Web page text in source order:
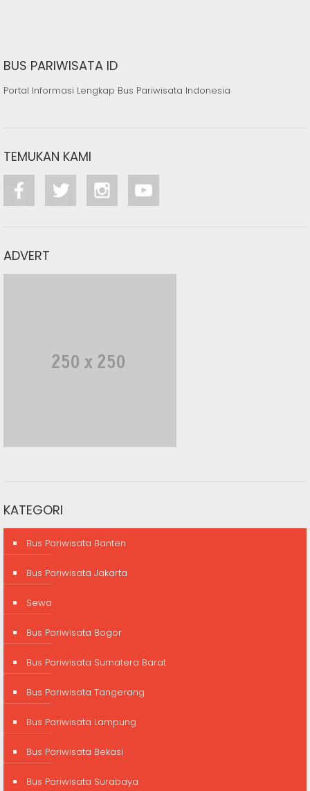
BUS PARIWISATA ID
Portal Informasi Lengkap Bus Pariwisata Indonesia
TEMUKAN KAMI
ADVERT
KATEGORI
Bus Pariwisata Banten
Bus Pariwisata Jakarta
Sewa
Bus Pariwisata Bogor
Bus Pariwisata Sumatera Barat
Bus Pariwisata Tangerang
Bus Pariwisata Lampung
Bus Pariwisata Bekasi
Bus Pariwisata Surabaya